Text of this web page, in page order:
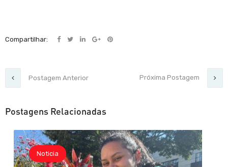
Compartilhar:
Postagem Anterior Próxima Postagem
Postagens Relacionadas
Noticia